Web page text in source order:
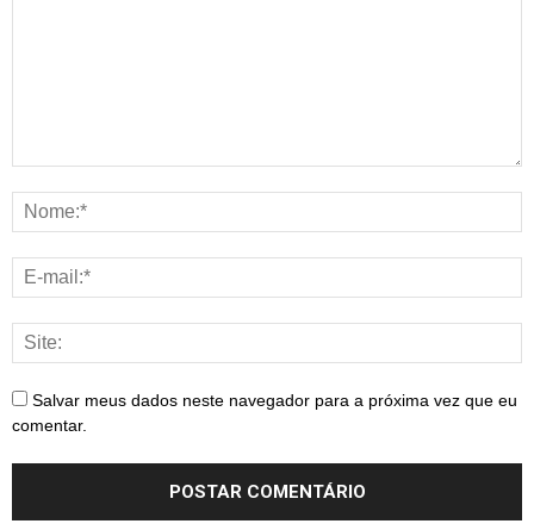
Salvar meus dados neste navegador para a próxima vez que eu
comentar.